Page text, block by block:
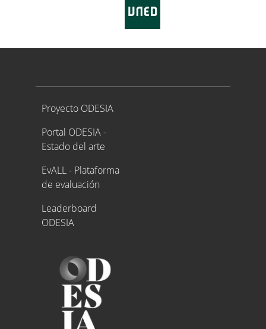
Proyecto ODESIA
Proyecto ODESIA
Portal ODESIA -
Estado del arte
EvALL - Plataforma
de evaluación
Leaderboard
ODESIA